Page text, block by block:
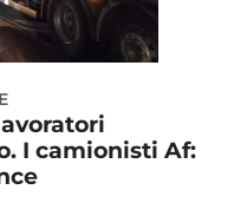
I camionisti Af: